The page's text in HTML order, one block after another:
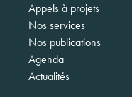
Appels à projets
Nos services
Nos publications
Agenda
Actualités